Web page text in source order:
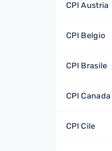
CPI Austria
CPI Belgio
CPI Brasile
CPI Canada
CPI Cile